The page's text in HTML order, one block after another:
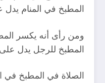
المطبخ في المنام
ومن رأى أنه يكسر
المطبخ للرجل يدل
الصلاة في المطبخ في